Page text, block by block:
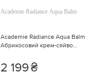
Academie Radiance Aqua Balm
Academie Radiance Aqua Balm
Абрикосовий крем-сяйво
2 199₴